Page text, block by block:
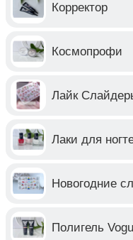
Корректор
Космопрофи
Лайк
Лаки для
Новогодние
Полигель